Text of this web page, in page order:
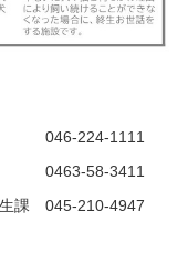
046-224-1111
0463-58-3411
生課 045-210-4947